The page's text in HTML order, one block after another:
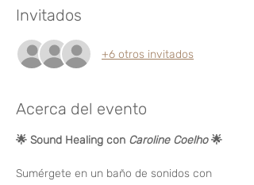
Invitados
+6 otros invitados
Acerca del evento
🌟 Sound Healing con Caroline Coelho 🌟
Sumérgete en un baño de sonidos con